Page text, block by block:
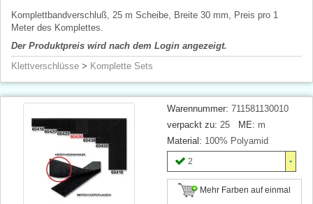
Komplettbandverschluß, 25 m Scheibe, Breite 30 mm, Preis pro 1
Meter des Komplettes.
Der Produktpreis wird nach dem Login angezeigt.
Klettverschlüsse > Komplette Sets
Warennummer: 711581130010
verpackt zu: 25 ME: m
Material: 100% Polyamid
2
Mehr Farben auf einmal